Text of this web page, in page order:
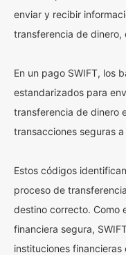
enviar y recibir
transferencia de dinero,
En un pago SWIFT, los
estandarizados para
transferencia de dinero
transacciones seguras
Estos códigos
proceso de
destino correcto. Como
financiera segura,
instituciones